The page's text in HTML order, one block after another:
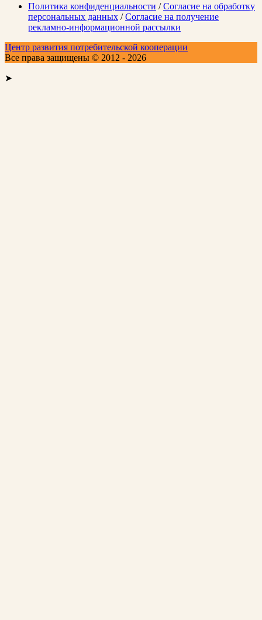
Политика конфиденциальности /Согласие на обработку
персональных данных /Согласие на получение
рекламно-информационной рассылки
Центр развития потребительской кооперации
Все права защищены © 2012 - 2026
➤